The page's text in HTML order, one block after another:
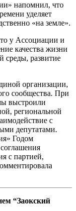
напомнил, что
уделяет
«на земле».
у Ассоциации и
качества жизни
среды, развитие
организации,
сообщества. При
выстроили
региональной
с
депутатами.
Годом
с партией,
“Заокский